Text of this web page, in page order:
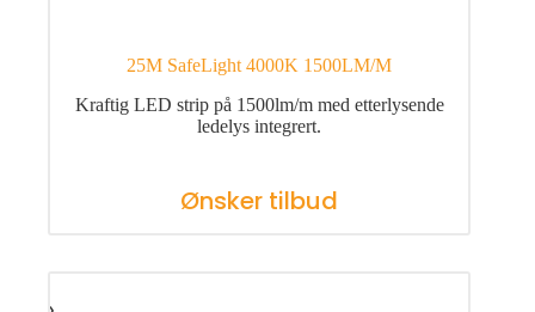
25M SafeLight 4000K 1500LM/M
Kraftig LED strip på 1500lm/m med etterlysende
ledelys integrert.
Ønsker tilbud